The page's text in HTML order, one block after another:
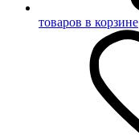
товаров в корзине